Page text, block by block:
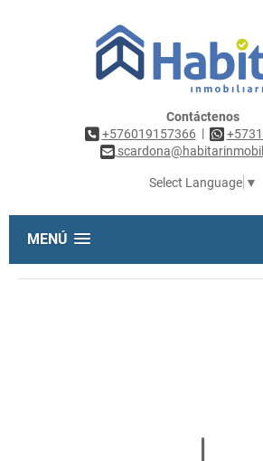
Contáctenos
+576019157366 |
Select Language ▼
MENÚ